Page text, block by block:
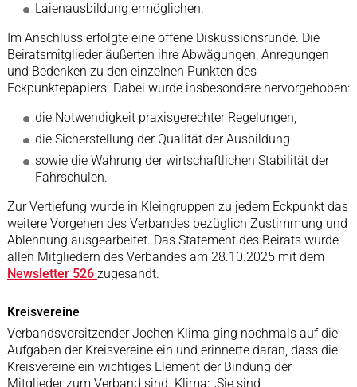
Laienausbildung ermöglichen.
Im Anschluss erfolgte eine offene Diskussionsrunde. Die
Beiratsmitglieder äußerten ihre Abwägungen, Anregungen
und Bedenken zu den einzelnen Punkten des
Eckpunktepapiers. Dabei wurde insbesondere hervorgehoben:
die Notwendigkeit praxisgerechter Regelungen,
die Sicherstellung der Qualität der Ausbildung
sowie die Wahrung der wirtschaftlichen Stabilität der
Fahrschulen.
Zur Vertiefung wurde in Kleingruppen zu jedem Eckpunkt das
weitere Vorgehen des Verbandes bezüglich Zustimmung und
Ablehnung ausgearbeitet. Das Statement des Beirats wurde
allen Mitgliedern des Verbandes am 28.10.2025 mit dem
Newsletter 526 zugesandt.
Kreisvereine
Verbandsvorsitzender Jochen Klima ging nochmals auf die
Aufgaben der Kreisvereine ein und erinnerte daran, dass die
Kreisvereine ein wichtiges Element der Bindung der
Mitglieder zum Verband sind. Klima: „Sie sind